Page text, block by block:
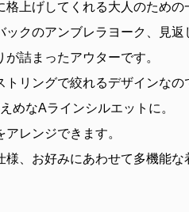
上げしてくれる大人のための
ックのアンブレラヨーク、見返
詰まったアウターです。
トリングで絞れるデザインなの
めなAラインシルエットに。
レンジできます。
様、お好みにあわせて多機能な